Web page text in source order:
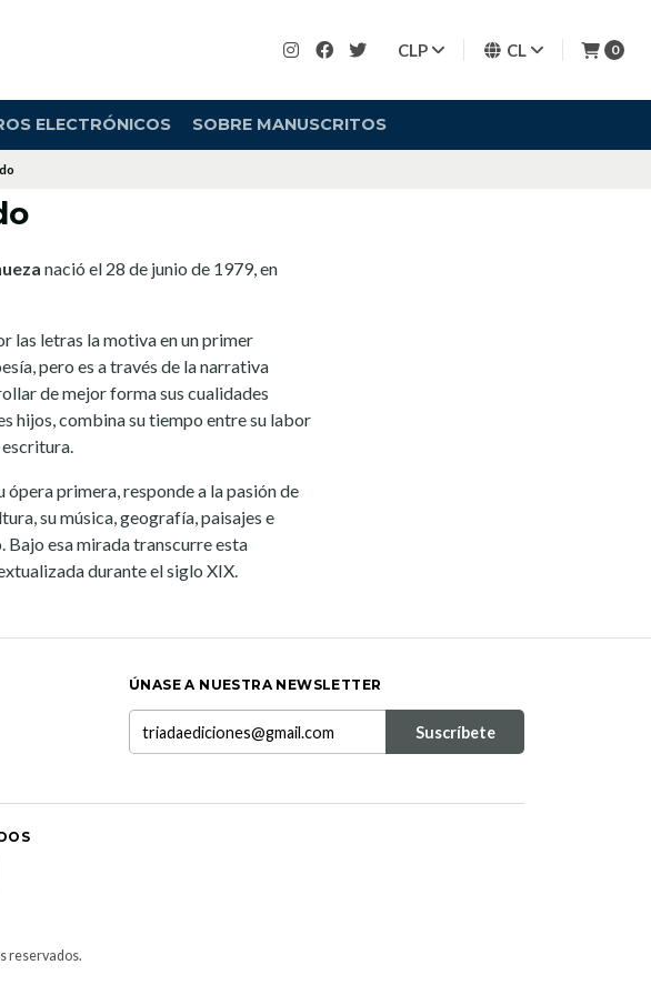
CLP CL 0
ELECTRÓNICOS SOBRE MANUSCRITOS
nació el 28 de junio de 1979, en
las letras la motiva en un primer
pero es a través de la narrativa
de mejor forma sus cualidades
hijos, combina su tiempo entre su labor
escritura.
ópera primera, responde a la pasión de
su música, geografía, paisajes e
Bajo esa mirada transcurre esta
durante el siglo XIX.
ÚNASE A NUESTRA NEWSLETTER
reservados.